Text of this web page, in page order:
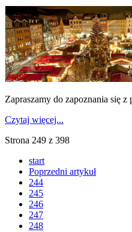
Zapraszamy do zapoznania się
Czytaj więcej...
Strona 249 z 398
start
Poprzedni artykuł
244
245
246
247
248